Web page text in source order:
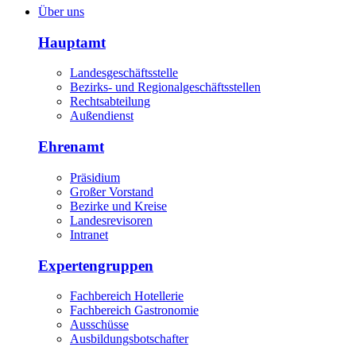
Über uns
Hauptamt
Landesgeschäftsstelle
Bezirks- und Regionalgeschäftsstellen
Rechtsabteilung
Außendienst
Ehrenamt
Präsidium
Großer Vorstand
Bezirke und Kreise
Landesrevisoren
Intranet
Expertengruppen
Fachbereich Hotellerie
Fachbereich Gastronomie
Ausschüsse
Ausbildungsbotschafter